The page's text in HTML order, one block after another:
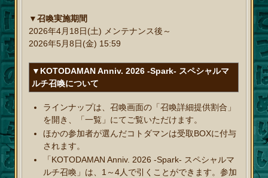
▼召喚実施期間
2026年4月18日(土) メンテナンス後～
2026年5月8日(金) 15:59
▼KOTODAMAN Anniv. 2026 -Spark- スペシャルマ
ルチ召喚について
ラインナップは、召喚画面の「召喚詳細提供割合」
を開き、「一覧」にてご覧いただけます。
ほかの参加者が選んだコトダマンは受取BOXに付与
されます。
「KOTODAMAN Anniv. 2026 -Spark- スペシャルマ
ルチ召喚」は、1～4人で引くことができます。参加